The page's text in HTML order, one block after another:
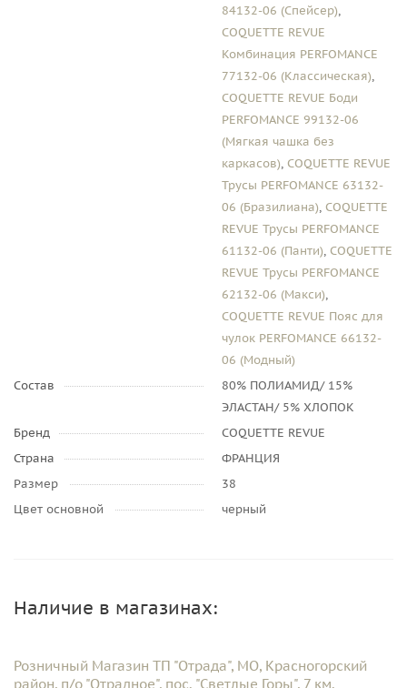
84132-06 (Спейсер),
COQUETTE REVUE
Комбинация PERFOMANCE
77132-06 (Классическая),
COQUETTE REVUE Боди
PERFOMANCE 99132-06
(Мягкая чашка без
каркасов), COQUETTE REVUE
Трусы PERFOMANCE 63132-
06 (Бразилиана), COQUETTE
REVUE Трусы PERFOMANCE
61132-06 (Панти), COQUETTE
REVUE Трусы PERFOMANCE
62132-06 (Макси),
COQUETTE REVUE Пояс для
чулок PERFOMANCE 66132-
06 (Модный)
Состав
80% ПОЛИАМИД/ 15%
ЭЛАСТАН/ 5% ХЛОПОК
Бренд
COQUETTE REVUE
Страна
ФРАНЦИЯ
Размер
38
Цвет основной
черный
Наличие в магазинах:
Розничный Магазин ТП "Отрада", МО, Красногорский
район, п/о "Отрадное", пос. "Светлые Горы", 7 км.